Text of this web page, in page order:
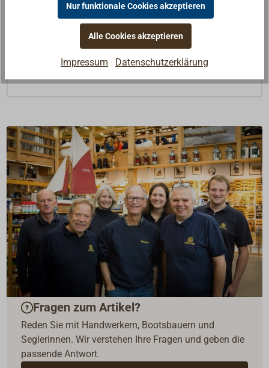
Eleganter, konkaver Knauf aus Messing mit polierter
oder verchromter Oberfläche.
Die Befestigung erfolgt über eine Sacklochbohrung
Fragen zum Artikel?
Reden Sie mit Handwerkern, Bootsbauern und
Seglerinnen. Wir verstehen Ihre Fragen und geben die
passende Antwort.
Nur funktionale Cookies akzeptieren
Alle Cookies akzeptieren
Impressum Datenschutzerklärung